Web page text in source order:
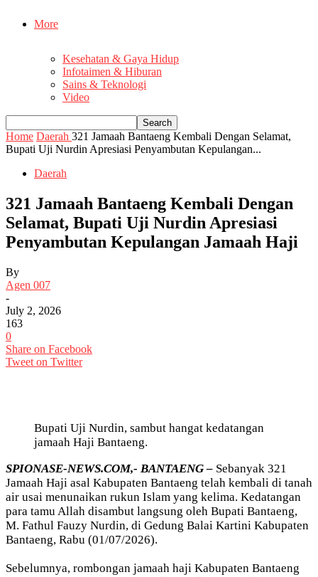
More
Kesehatan & Gaya Hidup
Infotaimen & Hiburan
Sains & Teknologi
Video
Home Daerah 321 Jamaah Bantaeng Kembali Dengan Selamat,
Bupati Uji Nurdin Apresiasi Penyambutan Kepulangan...
Daerah
321 Jamaah Bantaeng Kembali Dengan
Selamat, Bupati Uji Nurdin Apresiasi
Penyambutan Kepulangan Jamaah Haji
By
Agen 007
-
July 2, 2026
163
0
Share on Facebook
Tweet on Twitter
Bupati Uji Nurdin, sambut hangat kedatangan
jamaah Haji Bantaeng.
SPIONASE-NEWS.COM,- BANTAENG – Sebanyak 321
Jamaah Haji asal Kabupaten Bantaeng telah kembali di tanah
air usai menunaikan rukun Islam yang kelima. Kedatangan
para tamu Allah disambut langsung oleh Bupati Bantaeng,
M. Fathul Fauzy Nurdin, di Gedung Balai Kartini Kabupaten
Bantaeng, Rabu (01/07/2026).
Sebelumnya, rombongan jamaah haji Kabupaten Bantaeng